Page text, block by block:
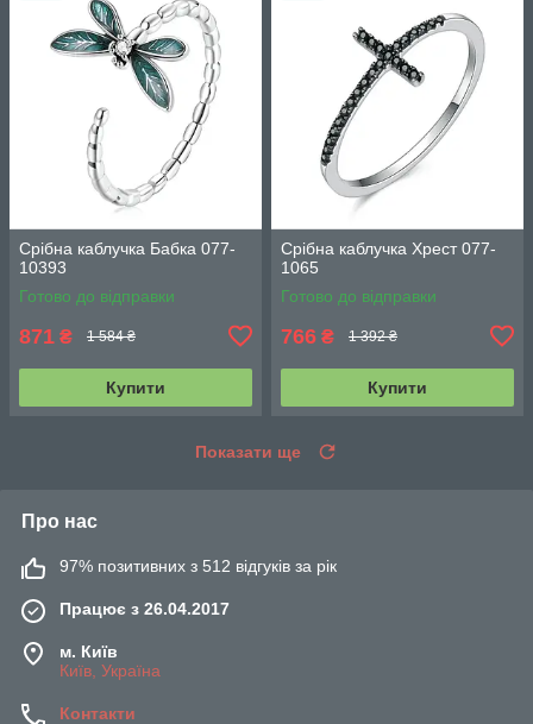
Срібна каблучка Бабка 077-
10393
Готово до відправки
871 ₴ 1 584 ₴
Купити
Срібна каблучка Хрест 077-
1065
Готово до відправки
766 ₴ 1 392 ₴
Купити
Показати ще
Про нас
97% позитивних з 512 відгуків за рік
Працює з 26.04.2017
м. Київ
Київ, Україна
Контакти